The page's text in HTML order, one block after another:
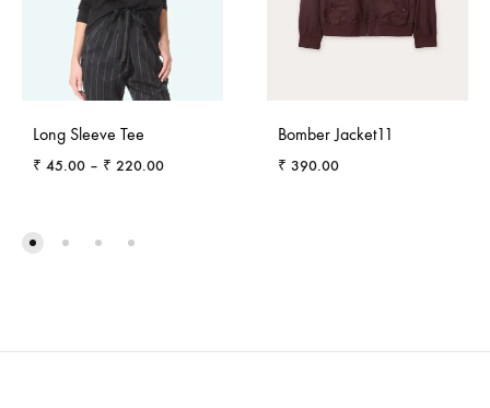
Long Sleeve Tee
₹ 45.00 – ₹ 220.00
Bomber Jacket11
₹ 390.00